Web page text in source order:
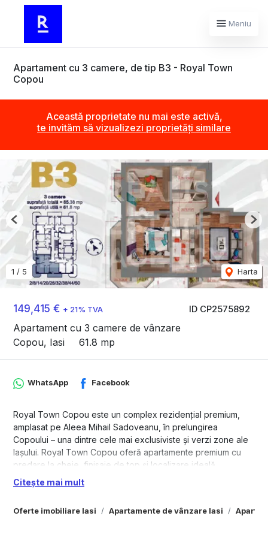
Meniu
Apartament cu 3 camere, de tip B3 - Royal Town
Copou
Această proprietate nu mai este activă,
te invităm să vizualizezi proprietăți similare
ID CP2575892
149,415 € + 21% TVA
Apartament cu 3 camere de vânzare
Copou, Iasi
61.8 mp
1 / 5 Harta
Previous
Oferte imobiliare Iasi Apartamente de vânzare Iasi
WhatsApp Facebook
Royal Town Copou este un complex rezidențial premium,
amplasat pe Aleea Mihail Sadoveanu, în prelungirea
Copoului – una dintre cele mai exclusiviste și verzi zone ale
Iașului. Royal Town Copou oferă apartamente premium cu
predare la cheie, finisaje de top și localizare ideală.
Finalizarea proiectului este estimată pentru iunie 2026.
✔ Încălzire în pardoseală Rehau – confort termic uniform și
Citește mai mult